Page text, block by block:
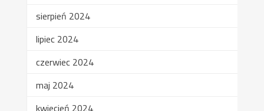
sierpień 2024
lipiec 2024
czerwiec 2024
maj 2024
kwiecień 2024